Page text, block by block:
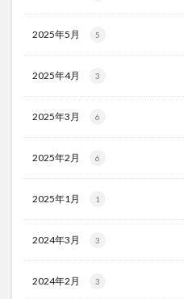
2025年5月 5
2025年4月 3
2025年3月 6
2025年2月 6
2025年1月 1
2024年3月 3
2024年2月 3